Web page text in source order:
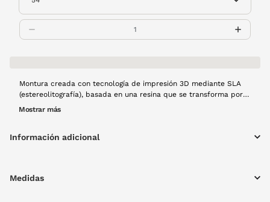
Montura creada con tecnología de impresión 3D mediante SLA
(estereolitografía), basada en una resina que se transforma por
acción de la luz en una montura estética premium con acabado
fabrica lo que se consume. Modelo Bruma en color negro, forma
Mostrar más
Información adicional
Medidas